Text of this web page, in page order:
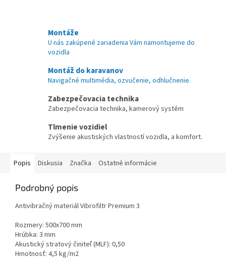
Montáže
U nás zakúpené zariadenia Vám namontujeme do
vozidla
Montáž do karavanov
Navigačné multimédia, ozvučenie, odhlučnenie.
Zabezpečovacia technika
Zabezpečovacia technika, kamerový systém
Tlmenie vozidiel
Zvýšenie akustiských vlastností vozidla, a komfort.
Popis Diskusia Značka Ostatné informácie
Podrobný popis
Antivibračný materiál Vibrofiltr Premium 3
Rozmery: 500x700 mm
Hrúbka: 3 mm
Akustický stratový činiteľ (MLF): 0,50
Hmotnosť: 4,5 kg/m2